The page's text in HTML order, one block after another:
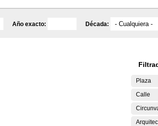
Año exacto: Década:
Plaza
Calle